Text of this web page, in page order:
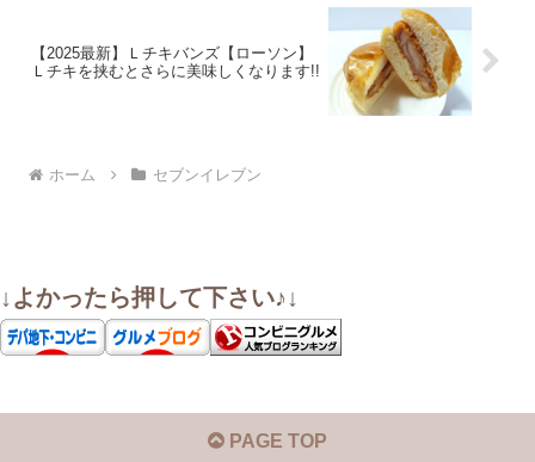
【2025最新】Ｌチキバンズ【ローソン】
Ｌチキを挟むとさらに美味しくなります!!
ホーム セブンイレブン
↓よかったら押して下さい♪↓
PAGE TOP